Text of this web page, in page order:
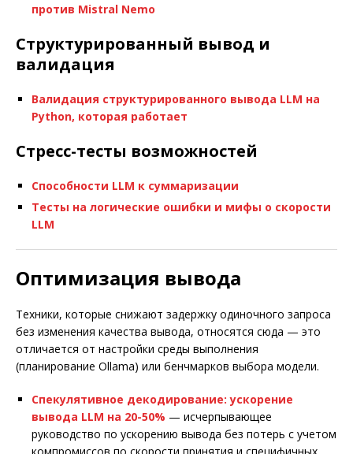
против Mistral Nemo
Структурированный вывод и
валидация
Валидация структурированного вывода LLM на
Python, которая работает
Стресс-тесты возможностей
Способности LLM к суммаризации
Тесты на логические ошибки и мифы о скорости
LLM
Оптимизация вывода
Техники, которые снижают задержку одиночного запроса
без изменения качества вывода, относятся сюда — это
отличается от настройки среды выполнения
(планирование Ollama) или бенчмарков выбора модели.
Спекулятивное декодирование: ускорение
вывода LLM на 20-50% — исчерпывающее
руководство по ускорению вывода без потерь с учетом